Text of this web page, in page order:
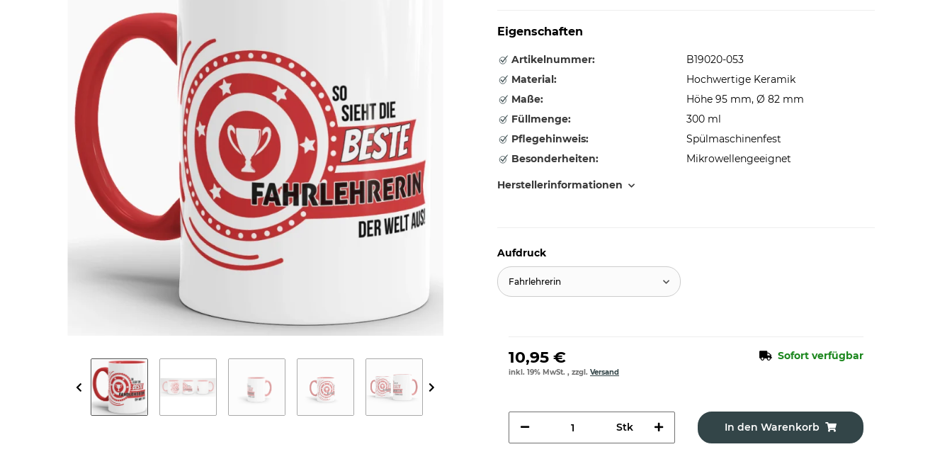
Eigenschaften
Artikelnummer:
B19020-053
Material:
Hochwertige Keramik
Maße:
Höhe 95 mm, Ø 82 mm
Füllmenge:
300 ml
Pflegehinweis:
Spülmaschinenfest
Besonderheiten:
Mikrowellengeeignet
Herstellerinformationen
Aufdruck
Fahrlehrerin
10,95 € Sofort verfügbar
inkl. 19% MwSt. , zzgl. Versand
Stk In den Warenkorb